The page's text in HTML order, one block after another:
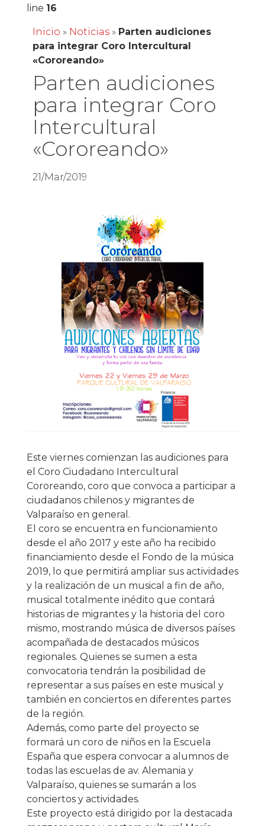
line 16
Inicio » Noticias» Parten audiciones
para integrar Coro Intercultural
«Cororeando»
Parten audiciones
para integrar Coro
Intercultural
«Cororeando»
21/Mar/2019
Este viernes comienzan las audiciones para
el Coro Ciudadano Intercultural
Cororeando, coro que convoca a participar a
ciudadanos chilenos y migrantes de
Valparaíso en general.
El coro se encuentra en funcionamiento
desde el año 2017 y este año ha recibido
financiamiento desde el Fondo de la música
2019, lo que permitirá ampliar sus actividades
y la realización de un musical a fin de año,
musical totalmente inédito que contará
historias de migrantes y la historia del coro
mismo, mostrando música de diversos países
acompañada de destacados músicos
regionales. Quienes se sumen a esta
convocatoria tendrán la posibilidad de
representar a sus países en este musical y
también en conciertos en diferentes partes
de la región.
Además, como parte del proyecto se
formará un coro de niños en la Escuela
España que espera convocar a alumnos de
todas las escuelas de av. Alemania y
Valparaíso, quienes se sumarán a los
conciertos y actividades.
Este proyecto está dirigido por la destacada